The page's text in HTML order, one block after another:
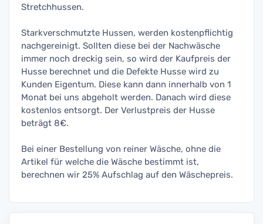
Stretchhussen.
Starkverschmutzte Hussen, werden kostenpflichtig
nachgereinigt. Sollten diese bei der Nachwäsche
immer noch dreckig sein, so wird der Kaufpreis der
Husse berechnet und die Defekte Husse wird zu
Kunden Eigentum. Diese kann dann innerhalb von 1
Monat bei uns abgeholt werden. Danach wird diese
kostenlos entsorgt. Der Verlustpreis der Husse
beträgt 8€.
Bei einer Bestellung von reiner Wäsche, ohne die
Artikel für welche die Wäsche bestimmt ist,
berechnen wir 25% Aufschlag auf den Wäschepreis.